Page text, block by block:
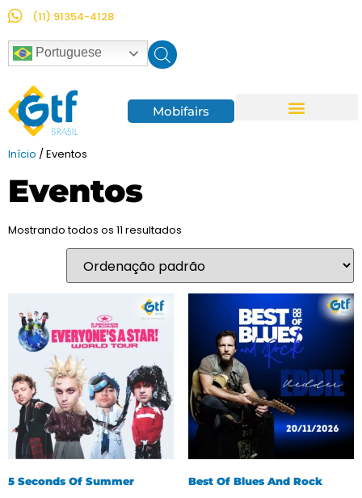
(11) 91354-4128
Portuguese
Mobifairs
Início / Eventos
Eventos
Mostrando todos os 11 resultados
5 Seconds Of Summer Best Of Blues And Rock